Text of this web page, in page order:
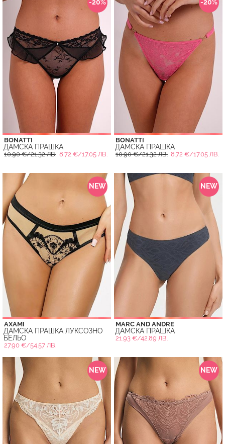
-20%
BONATTI
ДАМСКА ПРАШКА
10.90 €/21.32 ЛВ. 8.72 €/17.05 ЛВ.
-20%
BONATTI
ДАМСКА ПРАШКА
10.90 €/21.32 ЛВ. 8.72 €/17.05 ЛВ.
NEW
AXAMI
ДАМСКА ПРАШКА ЛУКСОЗНО
БЕЛЬО
27.90 €/54.57 ЛВ.
NEW
MARC AND ANDRE
ДАМСКА ПРАШКА
21.93 €/42.89 ЛВ.
NEW NEW